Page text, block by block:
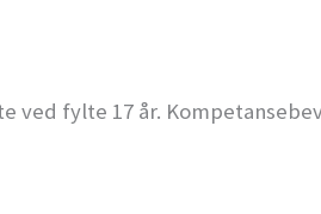
ved fylte 17 år.